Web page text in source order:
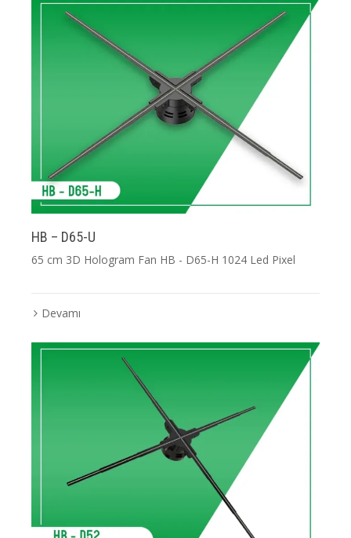
HB – D65-U
65 cm 3D Hologram Fan HB - D65-H 1024 Led Pixel
Devamı